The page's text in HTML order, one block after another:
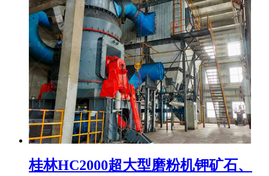
桂林HC2000超大型磨粉机钾矿石、